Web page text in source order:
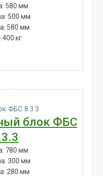
580 мм
500 мм
580 мм
400 кг
блок ФБС
780 мм
300 мм
280 мм